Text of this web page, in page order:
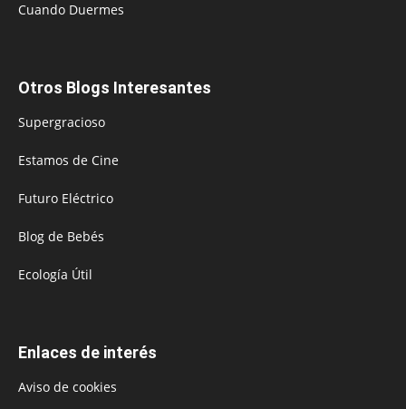
Cuando Duermes
Otros Blogs Interesantes
Supergracioso
Estamos de Cine
Futuro Eléctrico
Blog de Bebés
Ecología Útil
Enlaces de interés
Aviso de cookies